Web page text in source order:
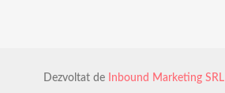
Dezvoltat de Inbound Marketing SRL